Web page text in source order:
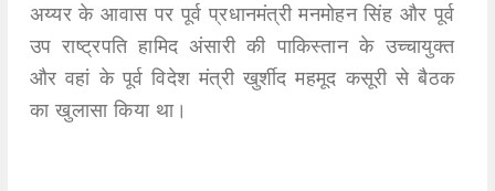
अय्यर के आवास पर पूर्व प्रधानमंत्री मनमोहन सिंह और पूर्व
उप राष्ट्रपति हामिद अंसारी की पाकिस्तान के उच्चायुक्त
और वहां के पूर्व विदेश मंत्री खुर्शीद महमूद कसूरी से बैठक
का खुलासा किया था।